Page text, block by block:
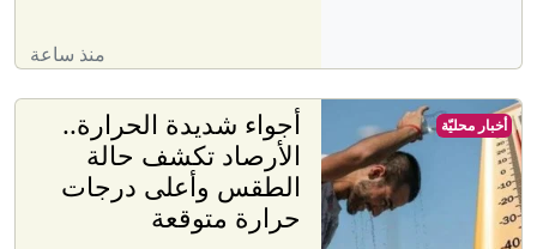
منذ ساعة
أجواء شديدة الحرارة..
الأرصاد تكشف حالة
الطقس وأعلى درجات
حرارة متوقعة
أخبار محليّة